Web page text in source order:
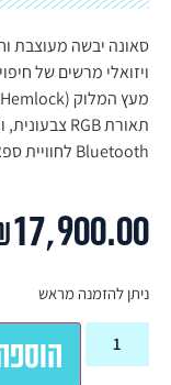
ויזואלי מרשים של
Bluetooth לחוויית ספא עשירה ומרגיעה
17,900.00
ניתן להזמנה מראש